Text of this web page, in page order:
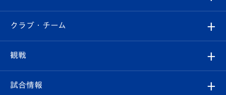
すべて
クラブ
クラブ・チーム
観戦
観戦ルール
試合情報